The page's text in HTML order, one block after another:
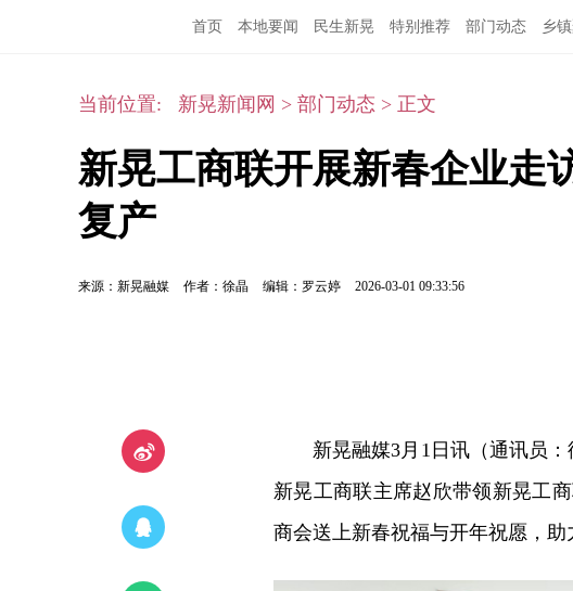
首页 本地要闻 民生新晃 特别推荐 部门动态 乡
当前位置: 新晃新闻网 > 部门动态 > 正文
新晃工商联开展新春企业走
复产
来源：新晃融媒 作者：徐晶 编辑：罗云婷 2026-03-01 09:33:56
新晃融媒3月1日讯（通讯员
新晃工商联主席赵欣带领新晃工
商会送上新春祝福与开年祝愿，助